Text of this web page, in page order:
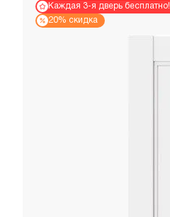
Каждая 3-я дверь бесплатно!
20% скидка